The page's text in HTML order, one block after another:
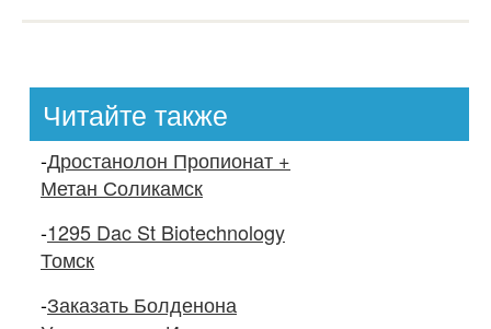
Читайте также
-Дростанолон Пропионат +
Метан Соликамск
-1295 Dac St Biotechnology
Томск
-Заказать Болденона